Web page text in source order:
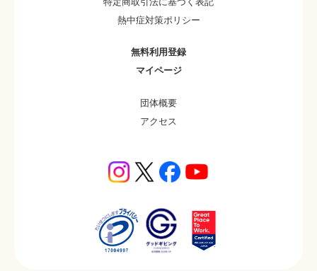
熱中症対策ポリシー
無料利用登録
マイページ
団体概要
アクセス